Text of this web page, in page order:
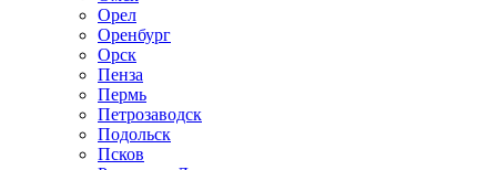
Орел
Оренбург
Орск
Пенза
Пермь
Петрозаводск
Подольск
Псков